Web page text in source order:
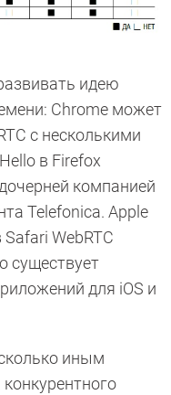
идею
Chrome может
с несколькими
в Firefox
компанией
Telefonica. Apple
Safari WebRTC
существует
для iOS и
иным